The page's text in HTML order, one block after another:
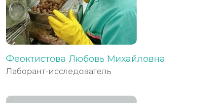
Феоктистова Любовь Михайловна
Лаборант-исследователь